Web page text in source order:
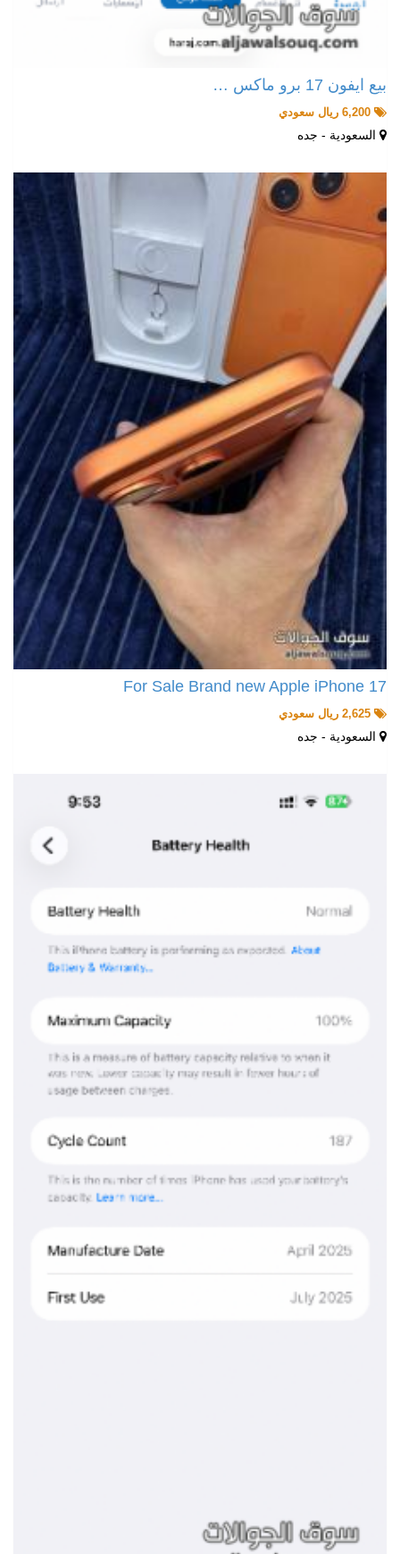
بيع ايفون 17 برو ماكس …
السعودية - جده
For Sale Brand new Apple iPhone 17
السعودية - جده